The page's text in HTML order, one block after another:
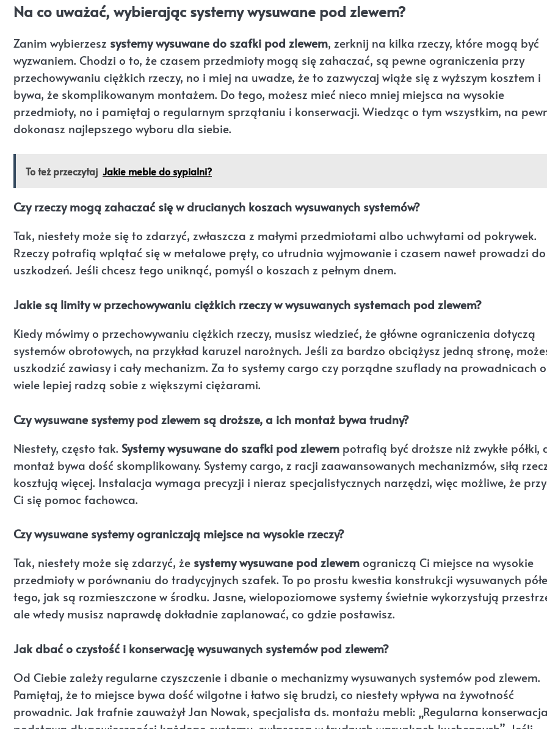
Na co uważać, wybierając systemy wysuwane pod zlewem?
Zanim wybierzesz systemy wysuwane do szafki pod zlewem, zerknij na kilka rzeczy, które mogą być
wyzwaniem. Chodzi o to, że czasem przedmioty mogą się zahaczać, są pewne ograniczenia przy
przechowywaniu ciężkich rzeczy, no i miej na uwadze, że to zazwyczaj wiąże się z wyższym kosztem i
bywa, że skomplikowanym montażem. Do tego, możesz mieć nieco mniej miejsca na wysokie
przedmioty, no i pamiętaj o regularnym sprzątaniu i konserwacji. Wiedząc o tym wszystkim, na
dokonasz najlepszego wyboru dla siebie.
To też przeczytaj Jakie meble do sypialni?
Czy rzeczy mogą zahaczać się w drucianych koszach wysuwanych systemów?
Tak, niestety może się to zdarzyć, zwłaszcza z małymi przedmiotami albo uchwytami od pokrywek.
Rzeczy potrafią wplątać się w metalowe pręty, co utrudnia wyjmowanie i czasem nawet prowadzi do
uszkodzeń. Jeśli chcesz tego uniknąć, pomyśl o koszach z pełnym dnem.
Jakie są limity w przechowywaniu ciężkich rzeczy w wysuwanych systemach pod zlewem?
Kiedy mówimy o przechowywaniu ciężkich rzeczy, musisz wiedzieć, że główne ograniczenia dotyczą
systemów obrotowych, na przykład karuzel narożnych. Jeśli za bardzo obciążysz jedną stronę,
uszkodzić zawiasy i cały mechanizm. Za to systemy cargo czy porządne szuflady na prowadnicach o
wiele lepiej radzą sobie z większymi ciężarami.
Czy wysuwane systemy pod zlewem są droższe, a ich montaż bywa trudny?
Niestety, często tak. Systemy wysuwane do szafki pod zlewem potrafią być droższe niż zwykłe półki,
montaż bywa dość skomplikowany. Systemy cargo, z racji zaawansowanych mechanizmów, siłą
kosztują więcej. Instalacja wymaga precyzji i nieraz specjalistycznych narzędzi, więc możliwe, że
Ci się pomoc fachowca.
Czy wysuwane systemy ograniczają miejsce na wysokie rzeczy?
Tak, niestety może się zdarzyć, że systemy wysuwane pod zlewemograniczą Ci miejsce na wysokie
przedmioty w porównaniu do tradycyjnych szafek. To po prostu kwestia konstrukcji wysuwanych
tego, jak są rozmieszczone w środku. Jasne, wielopoziomowe systemy świetnie wykorzystują
ale wtedy musisz naprawdę dokładnie zaplanować, co gdzie postawisz.
Jak dbać o czystość i konserwację wysuwanych systemów pod zlewem?
Od Ciebie zależy regularne czyszczenie i dbanie o mechanizmy wysuwanych systemów pod zlewem.
Pamiętaj, że to miejsce bywa dość wilgotne i łatwo się brudzi, co niestety wpływa na żywotność
prowadnic. Jak trafnie zauważył Jan Nowak, specjalista ds. montażu mebli: „Regularna